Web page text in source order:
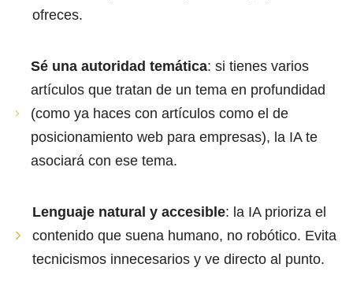
ofreces.
Sé una autoridad temática: si tienes varios
artículos que tratan de un tema en profundidad
(como ya haces con artículos como el de
posicionamiento web para empresas), la IA te
asociará con ese tema.
Lenguaje natural y accesible: la IA prioriza el
contenido que suena humano, no robótico. Evita
tecnicismos innecesarios y ve directo al punto.